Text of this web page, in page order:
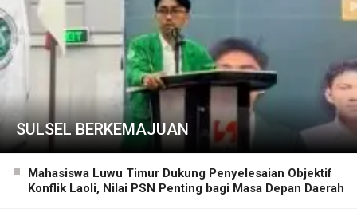
SULSEL BERKEMAJUAN
Mahasiswa Luwu Timur Dukung Penyelesaian Objektif
Konflik Laoli, Nilai PSN Penting bagi Masa Depan Daerah